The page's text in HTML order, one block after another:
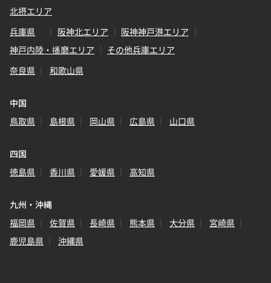
北摂エリア
兵庫県
阪神北エリア
阪神神戸港エリア
神戸内陸・播磨エリア
その他兵庫エリア
奈良県
和歌山県
中国
鳥取県
島根県 岡山県 広島県 山口県
四国
徳島県
香川県 愛媛県 高知県
九州・沖縄
福岡県
佐賀県 長崎県 熊本県 大分県
宮崎県
鹿児島県
沖縄県